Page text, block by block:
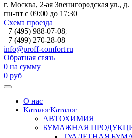
г. Москва, 2-ая Звенигородская ул., д.
пн-пт с 09:00 до 17:30
Схема проезда
+7 (495) 988-07-08;
+7 (499) 270-28-08
info@proff-comfort.ru
Обратная связь
0 на сумму
0 руб
О нас
КаталогКаталог
АВТОХИМИЯ
БУМАЖНАЯ
ТУАЛЕТНАЯ